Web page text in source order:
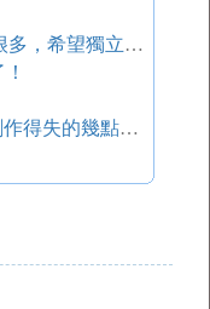
FlyingDaggers 游戲做完了，感想很多，希望獨立開發者都進來看看
遭遇困惑——對胡辛“女性小說”創作得失的幾點思考